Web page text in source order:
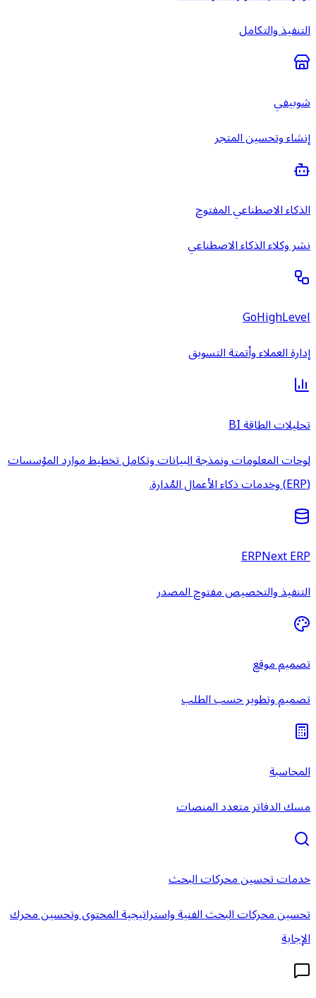
التنفيذ والتكامل
شوبيفي
إنشاء وتحسين المتجر
الذكاء الاصطناعي المفتوح
نشر وكلاء الذكاء الاصطناعي
GoHighLevel
إدارة العملاء وأتمتة التسويق
تحليلات الطاقة BI
لوحات المعلومات ونمذجة البيانات وتكامل تخطيط موارد المؤسسات
(ERP) وخدمات ذكاء الأعمال المُدارة.
ERPNext ERP
التنفيذ والتخصيص مفتوح المصدر
تصميم موقع
تصميم وتطوير حسب الطلب
المحاسبة
مسك الدفاتر متعدد المنصات
خدمات تحسين محركات البحث
تحسين محركات البحث الفنية واستراتيجية المحتوى وتحسين محرك
الإجابة